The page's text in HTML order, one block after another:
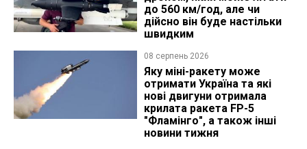
до 560 км/год, але чи
дійсно він буде настільки
швидким
08 серпень 2026
Яку міні-ракету може
отримати Україна та які
нові двигуни отримала
крилата ракета FP-5
"Фламінго", а також інші
новини тижня